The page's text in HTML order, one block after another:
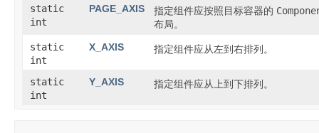
static
int
PAGE_AXIS 指定组件应按照目标容器的
布局。
static
int
X_AXIS 指定组件应从左到右排列。
static
int
Y_AXIS 指定组件应从上到下排列。